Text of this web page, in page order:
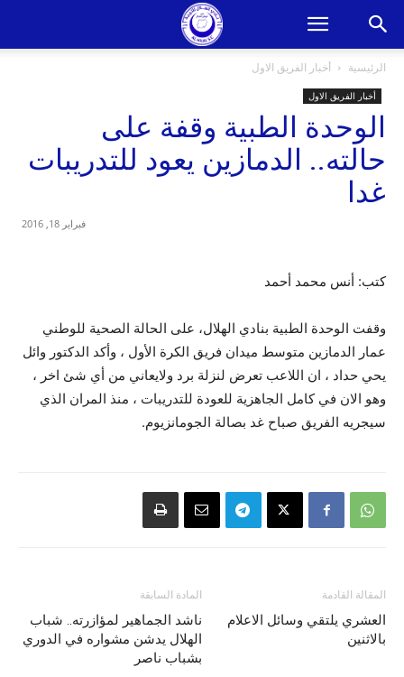
الرئيسية أخبار الفريق الاول
أخبار الفريق الاول
الوحدة الطبية وقفة على
حالته.. الدمازين يعود للتدريبات
غدا
فبراير 18, 2016
كتب: أنس محمد أحمد
وقفت الوحدة الطبية بنادي الهلال، على الحالة الصحية للوطني
عمار الدمازين متوسط ميدان فريق الكرة الأول ، وأكد الدكتور وائل
يحي حداد ، ان اللاعب تعرض لنزلة برد ولايعاني من أي شئ اخر ،
وهو الان في كامل الجاهزية للعودة للتدريبات ، منذ المران الذي
سيجريه الفريق صباح غد بصالة الجومانزيوم.
المادة السابقة
ناشد الجماهير لمؤازرته.. شباب
الهلال يدشن مشواره في الدوري
بشباب ناصر
المقالة القادمة
العشري يلتقي وسائل الاعلام
بالاثنين